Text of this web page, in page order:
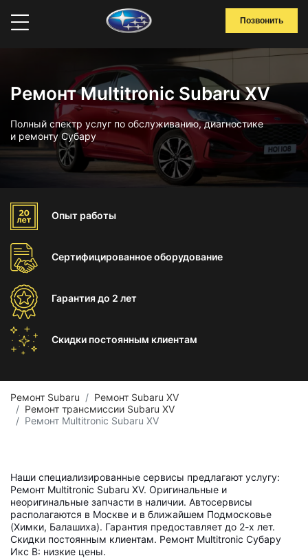
Позвонить
Ремонт Multitronic Subaru XV
Полный спектр услуг по обслуживанию, диагностике
и ремонту Субару
Опыт работы
Сертифицированноеоборудование
Гарантиядо 2 лет
Скидки постоянным клиентам
Ремонт Subaru
Ремонт Subaru XV
Ремонт трансмиссии Subaru XV
Ремонт Multitronic Subaru XV
Наши специализированные сервисы предлагают услугу:
Ремонт Multitronic Subaru XV. Оригинальные и
неоригинальные запчасти в наличии. Автосервисы
располагаются в Москве и в ближайшем Подмосковье
(Химки, Балашиха). Гарантия предоставляет до 2-х лет.
Скидки постоянным клиентам. Ремонт Multitronic Субару
Икс В: низкие цены.